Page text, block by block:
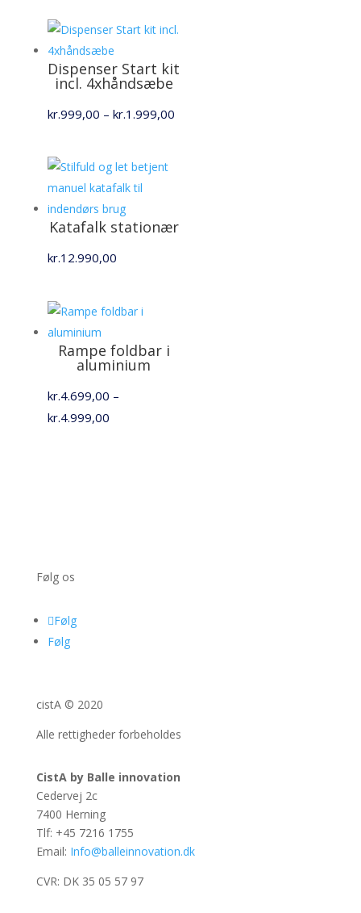
Dispenser Start kit
incl. 4xhåndsæbe
kr.999,00 – kr.1.999,00Prisinterval:
Katafalk stationær
kr.12.990,00
Rampe foldbar i
aluminium
kr.4.699,00 –
kr.4.999,00Prisinterval:
Følg os
Følg
Følg
cistA © 2020
Alle rettigheder forbeholdes
CistA by Balle innovation
Cedervej 2c
7400 Herning
Tlf: +45 7216 1755
Email: Info@balleinnovation.dk
CVR: DK 35 05 57 97